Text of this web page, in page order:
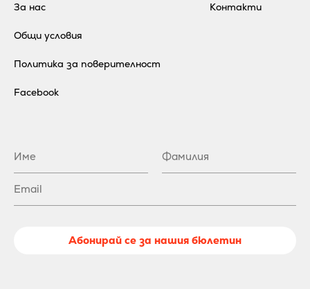
За нас
Общи условия
Политика за поверителност
Контакти
Facebook
Абонирай се за нашия бюлетин